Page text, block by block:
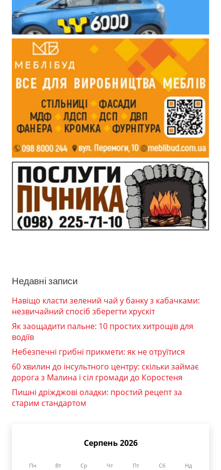
Недавні записи
Навіщо класти зелений чай у банку з кабачками:
незвичайний спосіб зберегти хрускіт
Як заощадити пальне: 10 простих хитрощів для
водіїв
Небезпечні грибні прикмети: як не отруїтися
60 хвилин до інсультного центру: скільки займає
дорога з Малина і сіл громади до Коростеня
Пишні дріжджові оладки: простий рецепт за
старим стандартом
Серпень 2026
Пн Вт Ср Чт Пт Сб Нд